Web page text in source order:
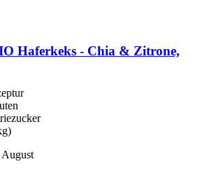
Haferkeks -​ Chia & Zitrone,